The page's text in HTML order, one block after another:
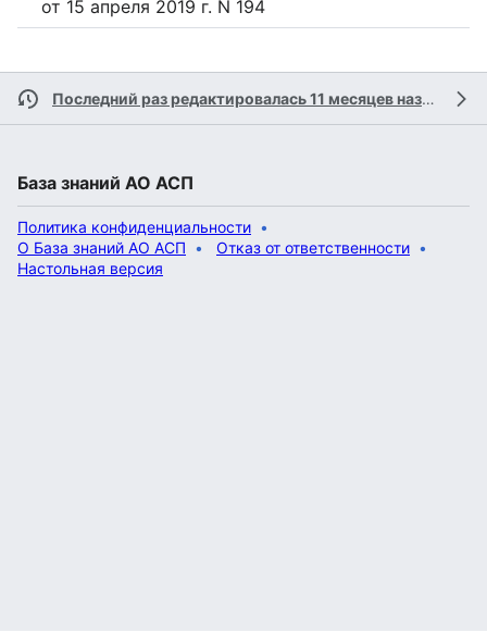
от 15 апреля 2019 г. N 194
Последний раз редактировалась 11 месяцев назад
База знаний АО АСП
Политика конфиденциальности
О База знаний АО АСП
Отказ от ответственности
Настольная версия